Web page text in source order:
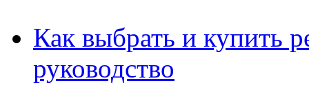
Как выбрать и купить
руководство